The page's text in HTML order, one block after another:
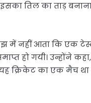
तिल का ताड़
में नहीं आता कि एक
हो गयी। उन्होंने
क्रिकेट का एक मैच